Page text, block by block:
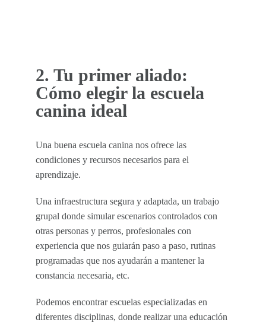
2. Tu primer aliado:
Cómo elegir la escuela
canina ideal
Una buena escuela canina nos ofrece las
condiciones y recursos necesarios para el
aprendizaje.
Una infraestructura segura y adaptada, un trabajo
grupal donde simular escenarios controlados con
otras personas y perros, profesionales con
experiencia que nos guiarán paso a paso, rutinas
programadas que nos ayudarán a mantener la
constancia necesaria, etc.
Podemos encontrar escuelas especializadas en
diferentes disciplinas, donde realizar una educación